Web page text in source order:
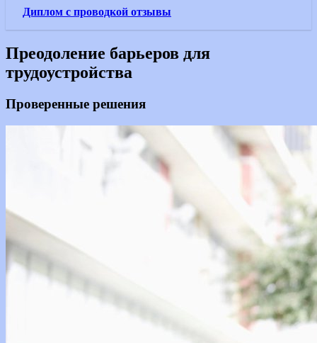
Диплом с проводкой отзывы
Преодоление барьеров для
трудоустройства
Проверенные решения